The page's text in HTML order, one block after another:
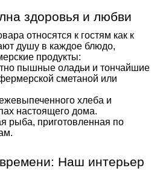
здоровья и любви
относятся к гостям как к
душу в каждое блюдо,
продукты:
пышные оладьи и тончайшие
сметаной или
хлеба и
настоящего дома.
приготовленная по
Наш интерьер